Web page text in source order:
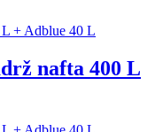
nafta 400 L